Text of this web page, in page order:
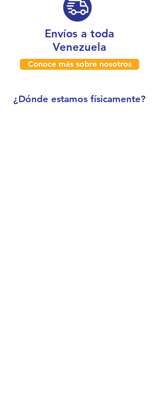
Envíos a toda
Venezuela
Conoce más sobre nosotros
¿Dónde estamos físicamente?